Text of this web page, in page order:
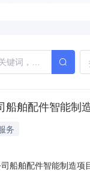
舶配件智能
务
船舶配件智能制造